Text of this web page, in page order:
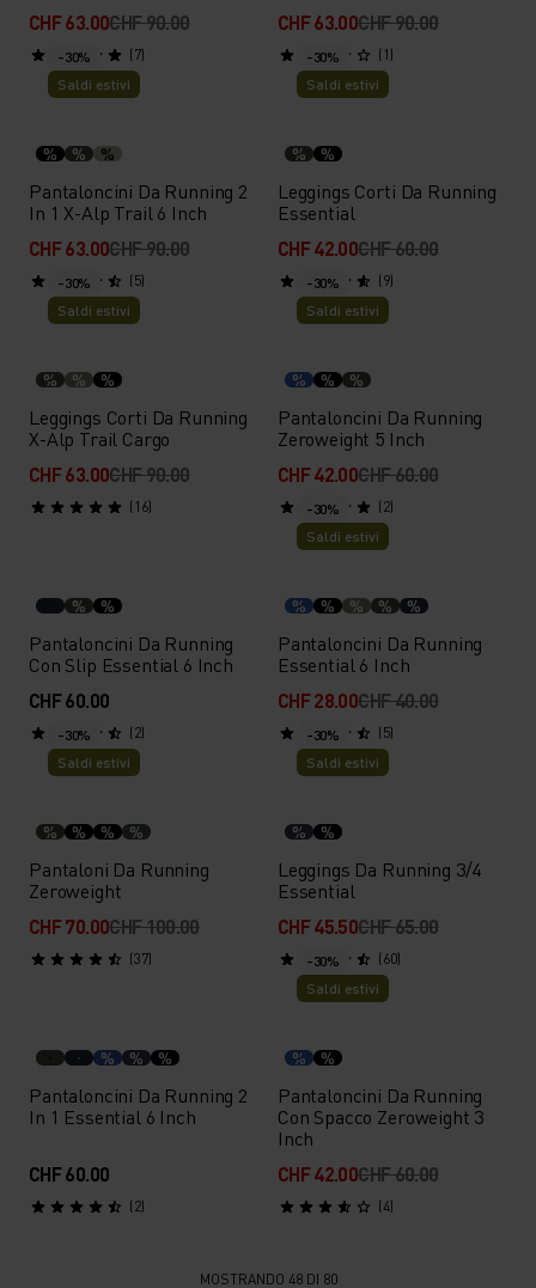
CHF 63.00CHF 90.00
(7)
CHF 63.00CHF 90.00
(1)
-30%
Saldi estivi
% % %
Pantaloncini Da Running 2
In 1 X-Alp Trail 6 Inch
CHF 63.00CHF 90.00
(5)
-30%
Saldi estivi
% %
Leggings Corti Da Running
Essential
CHF 42.00CHF 60.00
(9)
-30%
Saldi estivi
% % %
Leggings Corti Da Running
X-Alp Trail Cargo
CHF 63.00CHF 90.00
(16)
-30%
Saldi estivi
% % %
Pantaloncini Da Running
Zeroweight 5 Inch
CHF 42.00CHF 60.00
(2)
% %
Pantaloncini Da Running
Con Slip Essential 6 Inch
CHF 60.00
(2)
-30%
Saldi estivi
% % % % %
Pantaloncini Da Running
Essential 6 Inch
CHF 28.00CHF 40.00
(5)
-30%
Saldi estivi
% % % %
Pantaloni Da Running
Zeroweight
CHF 70.00CHF 100.00
(37)
-30%
Saldi estivi
% %
Leggings Da Running 3/4
Essential
CHF 45.50CHF 65.00
(60)
% % %
Pantaloncini Da Running 2
In 1 Essential 6 Inch
CHF 60.00
(2)
-30%
Saldi estivi
% %
Pantaloncini Da Running
Con Spacco Zeroweight 3
Inch
CHF 42.00CHF 60.00
(4)
MOSTRANDO 48 DI 80